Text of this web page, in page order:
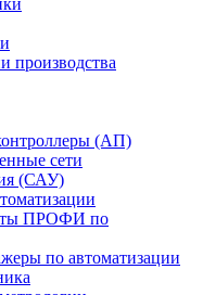
производства
(АП)
сети
(САУ)
ПРОФИ по
по автоматизации